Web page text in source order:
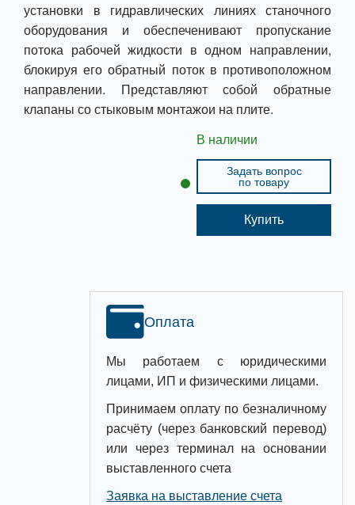
установки в гидравлических линиях станочного
оборудования и обеспеченивают пропускание
потока рабочей жидкости в одном направлении,
блокируя его обратный поток в противоположном
направлении. Представляют собой обратные
клапаны со стыковым монтажои на плите.
В наличии
Задать вопрос
по товару
Купить
Оплата
Мы работаем с юридическими
лицами, ИП и физическими лицами.
Принимаем оплату по безналичному
расчёту (через банковский перевод)
или через терминал на основании
выставленного счета
Заявка на выставление счета